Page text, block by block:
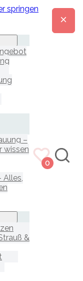
springen
–
wissen
Alles,
&
0